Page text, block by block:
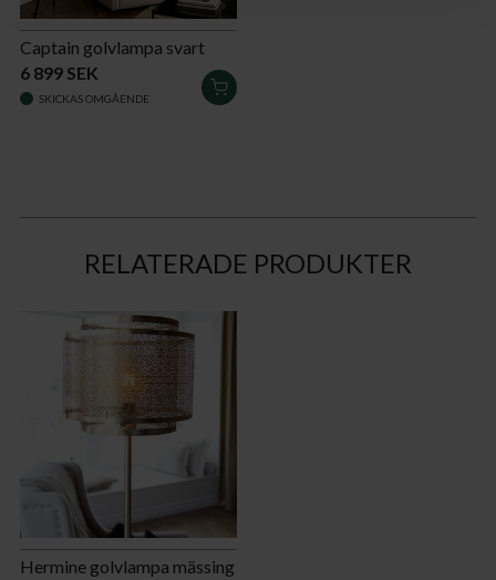
Captain golvlampa svart
6 899 SEK
LÄGG
I
SKICKAS OMGÅENDE
RELATERADE PRODUKTER
Hermine golvlampa mässing